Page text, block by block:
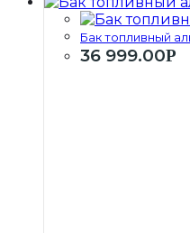
Бак топливный
36 999.00Р